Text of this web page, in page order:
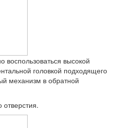
воспользоваться высокой
головкой подходящего
механизм в обратной